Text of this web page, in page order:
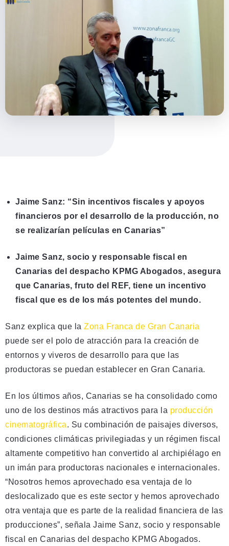
Jaime Sanz: “Sin incentivos fiscales y apoyos
financieros por el desarrollo de la producción, no
se realizarían películas en Canarias”
Jaime Sanz, socio y responsable fiscal en
Canarias del despacho KPMG Abogados, asegura
que Canarias, fruto del REF, tiene un incentivo
fiscal que es de los más potentes del mundo.
Sanz explica que la Zona Franca de Gran Canaria
puede ser el polo de atracción para la creación de
entornos y viveros de desarrollo para que las
productoras se puedan establecer en Gran Canaria.
En los últimos años, Canarias se ha consolidado como
uno de los destinos más atractivos para la producción
cinematográfica. Su combinación de paisajes diversos,
condiciones climáticas privilegiadas y un régimen fiscal
altamente competitivo han convertido al archipiélago en
un imán para productoras nacionales e internacionales.
“Nosotros hemos aprovechado esa ventaja de lo
deslocalizado que es este sector y hemos aprovechado
otra ventaja que es parte de la realidad financiera de las
producciones”, señala Jaime Sanz, socio y responsable
fiscal en Canarias del despacho KPMG Abogados.